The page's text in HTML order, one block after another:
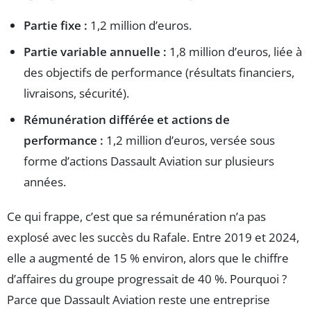
Partie fixe : 1,2 million d’euros.
Partie variable annuelle : 1,8 million d’euros, liée à
des objectifs de performance (résultats financiers,
livraisons, sécurité).
Rémunération différée et actions de
performance : 1,2 million d’euros, versée sous
forme d’actions Dassault Aviation sur plusieurs
années.
Ce qui frappe, c’est que sa rémunération n’a pas
explosé avec les succès du Rafale. Entre 2019 et 2024,
elle a augmenté de 15 % environ, alors que le chiffre
d’affaires du groupe progressait de 40 %. Pourquoi ?
Parce que Dassault Aviation reste une entreprise